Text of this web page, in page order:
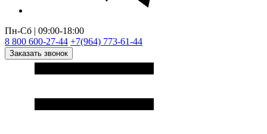
Пн-Сб | 09:00-18:00
8 800 600-27-44 +7(964) 773-61-44
Заказать звонок